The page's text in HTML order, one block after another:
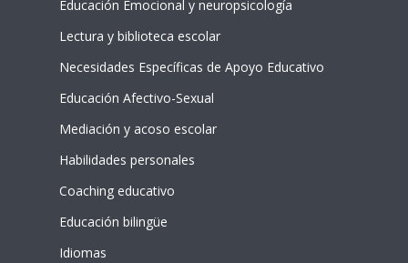
Educación Emocional y neuropsicología
Lectura y biblioteca escolar
Necesidades Específicas de Apoyo Educativo
Educación Afectivo-Sexual
Mediación y acoso escolar
Habilidades personales
Coaching educativo
Educación bilingüe
Idiomas